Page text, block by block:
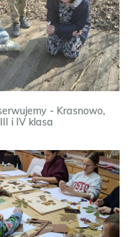
- Krasnowo,
i IV klasa